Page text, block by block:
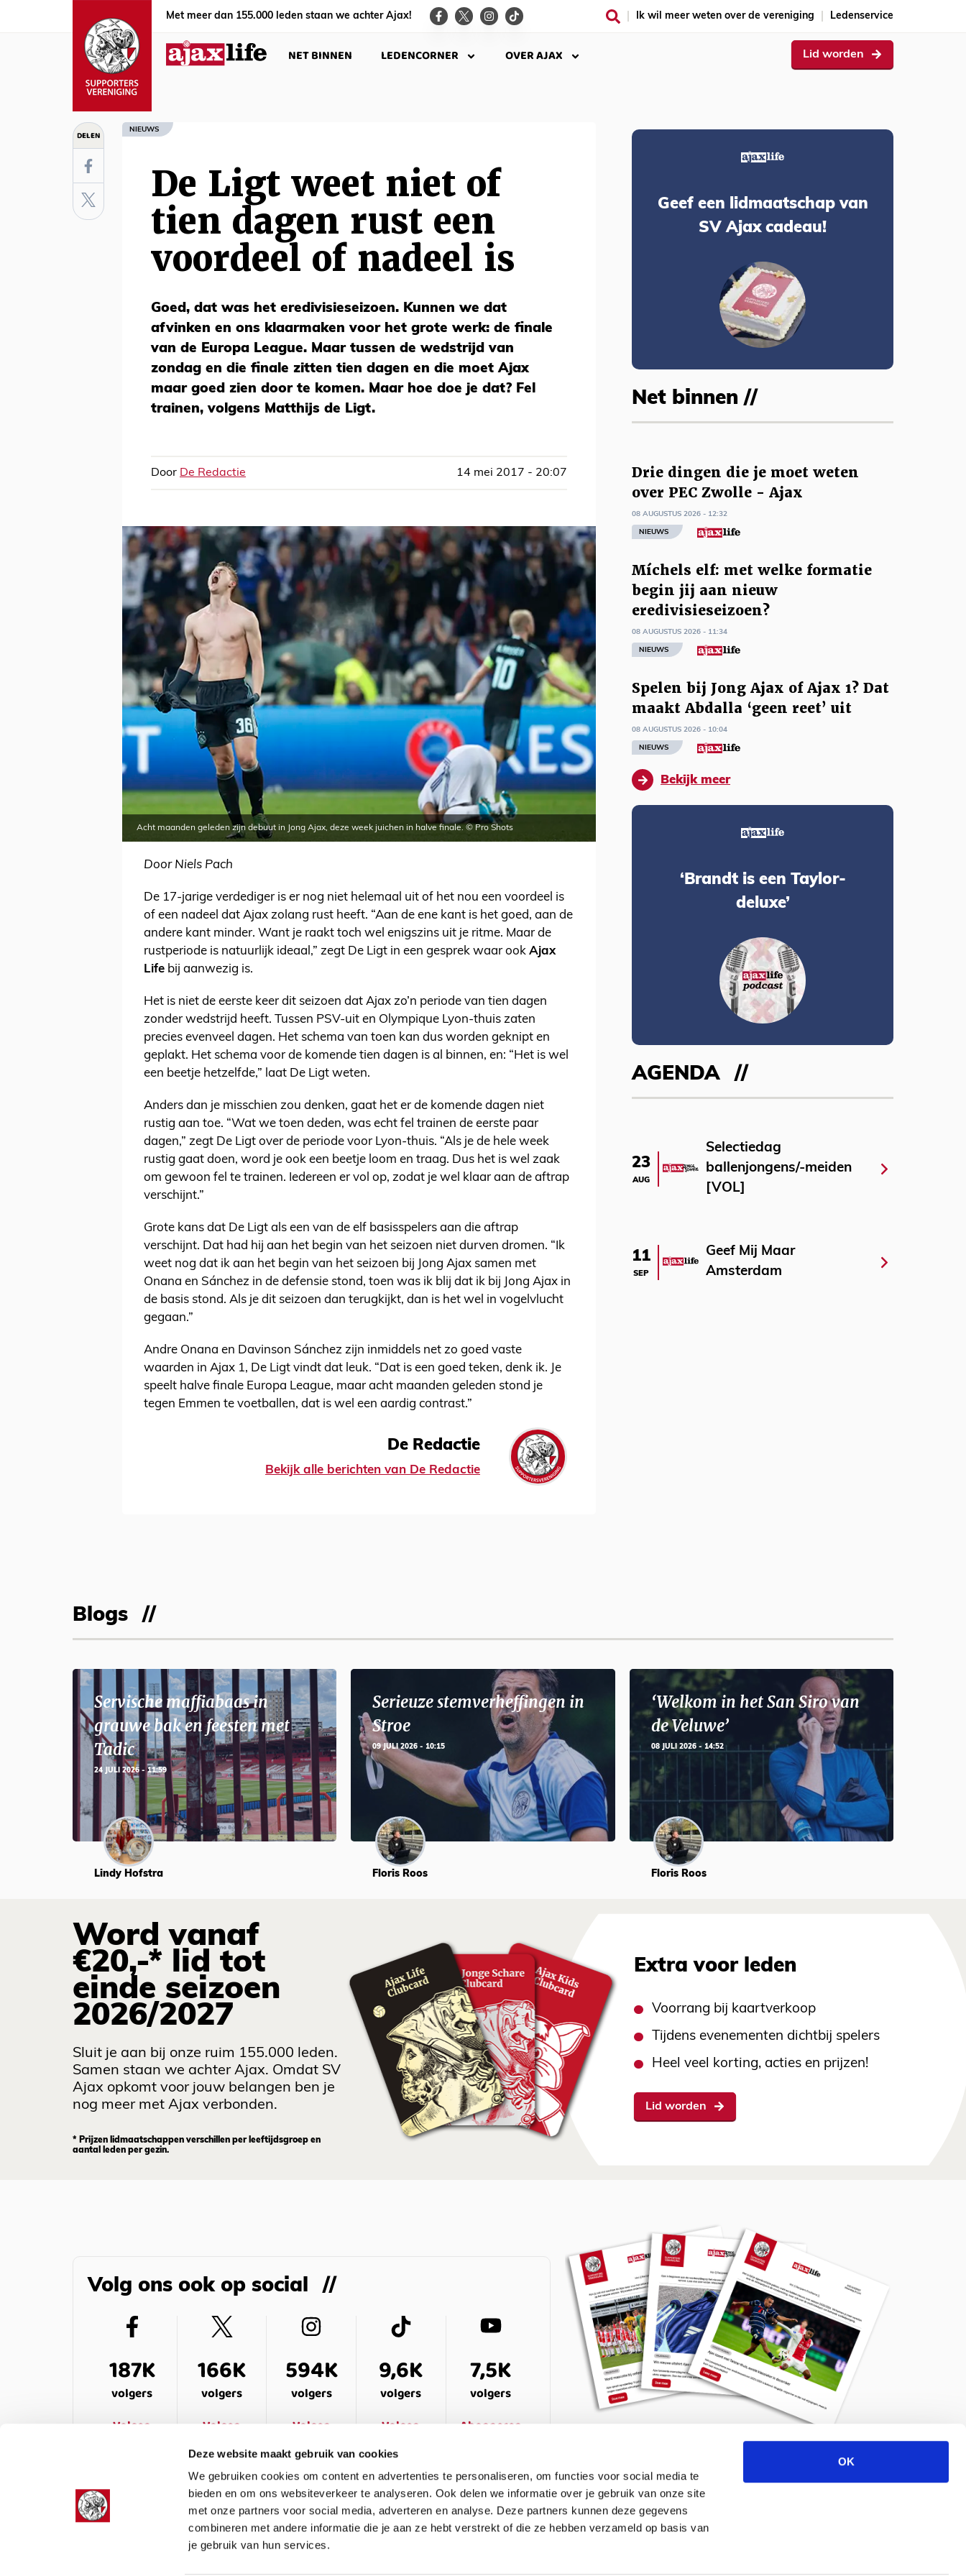
Deze website maakt gebruik van cookies
We gebruiken cookies om content en advertenties te personaliseren, om functies voor social media te
bieden en om ons websiteverkeer te analyseren. Ook delen we informatie over je gebruik van onze site
met onze partners voor social media, adverteren en analyse. Deze partners kunnen deze gegevens
combineren met andere informatie die je aan ze hebt verstrekt of die ze hebben verzameld op basis van
je gebruik van hun services.
OK
Met meer dan 155.000 leden staan we achter Ajax! Ik wil meer weten over de vereniging Ledenservice
NET BINNEN LEDENCORNER OVER AJAX Lid worden
DELEN NIEUWS
De Ligt weet niet of
tien dagen rust een
voordeel of nadeel is
Goed, dat was het eredivisieseizoen. Kunnen we dat
afvinken en ons klaarmaken voor het grote werk: de finale
van de Europa League. Maar tussen de wedstrijd van
zondag en die finale zitten tien dagen en die moet Ajax
maar goed zien door te komen. Maar hoe doe je dat? Fel
trainen, volgens Matthijs de Ligt.
Door De Redactie 14 mei 2017 - 20:07
Acht maanden geleden zijn debuut in Jong Ajax, deze week juichen in halve finale. © Pro Shots
Door Niels Pach
De 17-jarige verdediger is er nog niet helemaal uit of het nou een voordeel is
of een nadeel dat Ajax zolang rust heeft. “Aan de ene kant is het goed, aan de
andere kant minder. Want je raakt toch wel enigszins uit je ritme. Maar de
rustperiode is natuurlijk ideaal,” zegt De Ligt in een gesprek waar ook Ajax
Life bij aanwezig is.
Het is niet de eerste keer dit seizoen dat Ajax zo’n periode van tien dagen
zonder wedstrijd heeft. Tussen PSV-uit en Olympique Lyon-thuis zaten
precies evenveel dagen. Het schema van toen kan dus worden geknipt en
geplakt. Het schema voor de komende tien dagen is al binnen, en: “Het is wel
een beetje hetzelfde,” laat De Ligt weten.
Anders dan je misschien zou denken, gaat het er de komende dagen niet
rustig aan toe. “Wat we toen deden, was echt fel trainen de eerste paar
dagen,” zegt De Ligt over de periode voor Lyon-thuis. “Als je de hele week
rustig gaat doen, word je ook een beetje loom en traag. Dus het is wel zaak
om gewoon fel te trainen. Iedereen er vol op, zodat je wel klaar aan de aftrap
verschijnt.”
Grote kans dat De Ligt als een van de elf basisspelers aan die aftrap
verschijnt. Dat had hij aan het begin van het seizoen niet durven dromen. “Ik
weet nog dat ik aan het begin van het seizoen bij Jong Ajax samen met
Onana en Sánchez in de defensie stond, toen was ik blij dat ik bij Jong Ajax in
de basis stond. Als je dit seizoen dan terugkijkt, dan is het wel in vogelvlucht
gegaan.”
Andre Onana en Davinson Sánchez zijn inmiddels net zo goed vaste
waarden in Ajax 1, De Ligt vindt dat leuk. “Dat is een goed teken, denk ik. Je
speelt halve finale Europa League, maar acht maanden geleden stond je
tegen Emmen te voetballen, dat is wel een aardig contrast.”
De Redactie
Bekijk alle berichten van De Redactie
Geef een lidmaatschap van
SV Ajax cadeau!
Net binnen //
Drie dingen die je moet weten
over PEC Zwolle - Ajax
08 AUGUSTUS 2026 - 12:32
NIEUWS
Míchels elf: met welke formatie
begin jij aan nieuw
eredivisieseizoen?
08 AUGUSTUS 2026 - 11:34
NIEUWS
Spelen bij Jong Ajax of Ajax 1? Dat
maakt Abdalla ‘geen reet’ uit
08 AUGUSTUS 2026 - 10:04
NIEUWS
Bekijk meer
‘Brandt is een Taylor-
deluxe’
AGENDA
23
AUG
Selectiedag
ballenjongens/-meiden
[VOL]
11
SEP
Geef Mij Maar
Amsterdam
Blogs
Servische maffiabaas in
grauwe bak en feesten met
Tadic
24 JULI 2026 - 11:59
Lindy Hofstra
Serieuze stemverheffingen in
Stroe
09 JULI 2026 - 10:15
Floris Roos
‘Welkom in het San Siro van
de Veluwe’
08 JULI 2026 - 14:52
Floris Roos
Word vanaf
€20,-* lid tot
einde seizoen
2026/2027
Sluit je aan bij onze ruim 155.000 leden.
Samen staan we achter Ajax. Omdat SV
Ajax opkomt voor jouw belangen ben je
nog meer met Ajax verbonden.
* Prijzen lidmaatschappen verschillen per leeftijdsgroep en
aantal leden per gezin.
Extra voor leden
Voorrang bij kaartverkoop
Tijdens evenementen dichtbij spelers
Heel veel korting, acties en prijzen!
Lid worden
Volg ons ook op social
187K
volgers
Volgen
166K
volgers
Volgen
594K
volgers
Volgen
9,6K
volgers
Volgen
7,5K
volgers
Abonneren
Meld je aan voor de nieuwsbrief
OVER ONS VEELGESTELDE VRAGEN